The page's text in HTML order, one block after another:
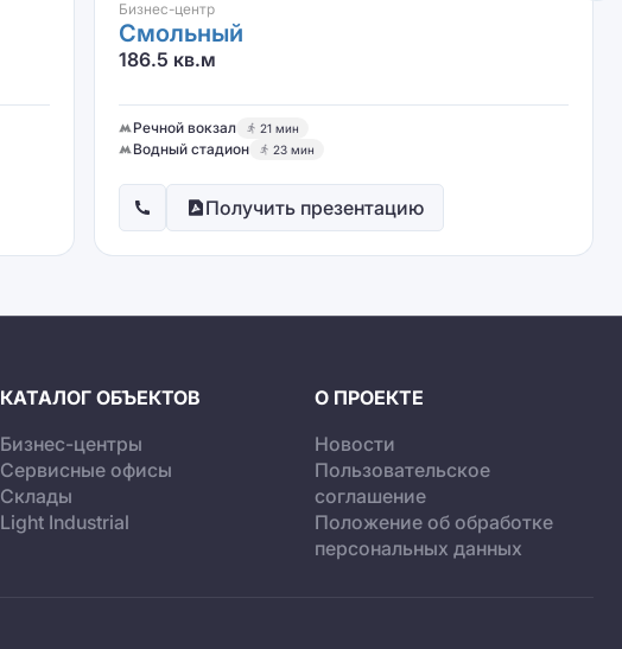
Бизнес-центр
Смольный
186.5 кв.м
Речной вокзал 21 мин
Водный стадион 23 мин
Получить презентацию
КАТАЛОГ ОБЪЕКТОВ
Бизнес-центры
Сервисные офисы
Склады
Light Industrial
О ПРОЕКТЕ
Новости
Пользовательское
соглашение
Положение об обработке
персональных данных